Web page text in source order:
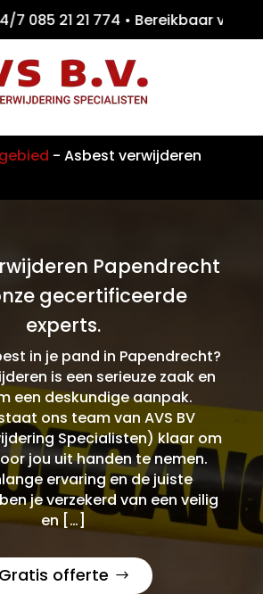
7 085 21 21 774 •
- Asbest verwijderen
Papendrecht
gecertificeerde
experts.
in je pand in Papendrecht?
is een serieuze zaak en
een deskundige aanpak.
ons team van AVS BV
Specialisten) klaar om
jou uit handen te nemen.
ervaring en de juiste
je verzekerd van een veilig
en […]
Gratis offerte